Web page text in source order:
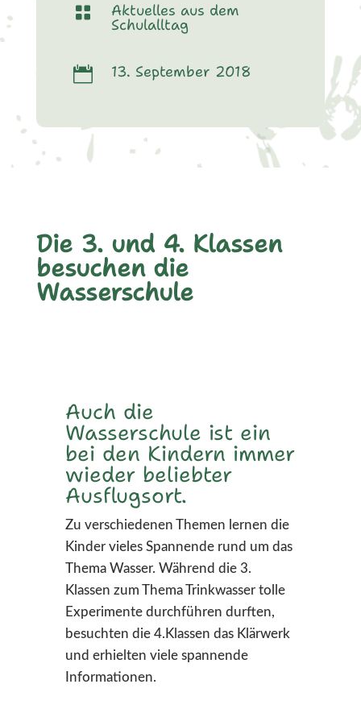
 Aktuelles aus dem
Schulalltag
 13. September 2018
Die 3. und 4. Klassen
besuchen die
Wasserschule
Auch die
Wasserschule ist ein
bei den Kindern immer
wieder beliebter
Ausflugsort.
Zu verschiedenen Themen lernen die
Kinder vieles Spannende rund um das
Thema Wasser. Während die 3.
Klassen zum Thema Trinkwasser tolle
Experimente durchführen durften,
besuchten die 4.Klassen das Klärwerk
und erhielten viele spannende
Informationen.